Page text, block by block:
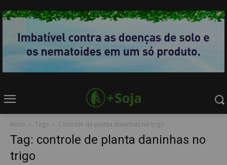
Início Tags Controle de planta daninhas no trigo
Tag: controle de planta daninhas no
trigo